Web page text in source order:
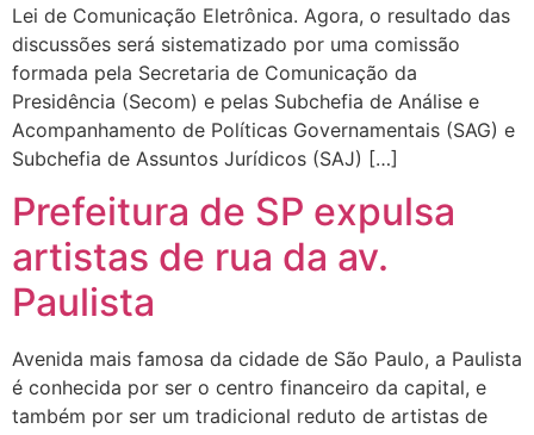
Lei de Comunicação Eletrônica. Agora, o resultado das
discussões será sistematizado por uma comissão
formada pela Secretaria de Comunicação da
Presidência (Secom) e pelas Subchefia de Análise e
Acompanhamento de Políticas Governamentais (SAG) e
Subchefia de Assuntos Jurídicos (SAJ) […]
Prefeitura de SP expulsa
artistas de rua da av.
Paulista
Avenida mais famosa da cidade de São Paulo, a Paulista
é conhecida por ser o centro financeiro da capital, e
também por ser um tradicional reduto de artistas de